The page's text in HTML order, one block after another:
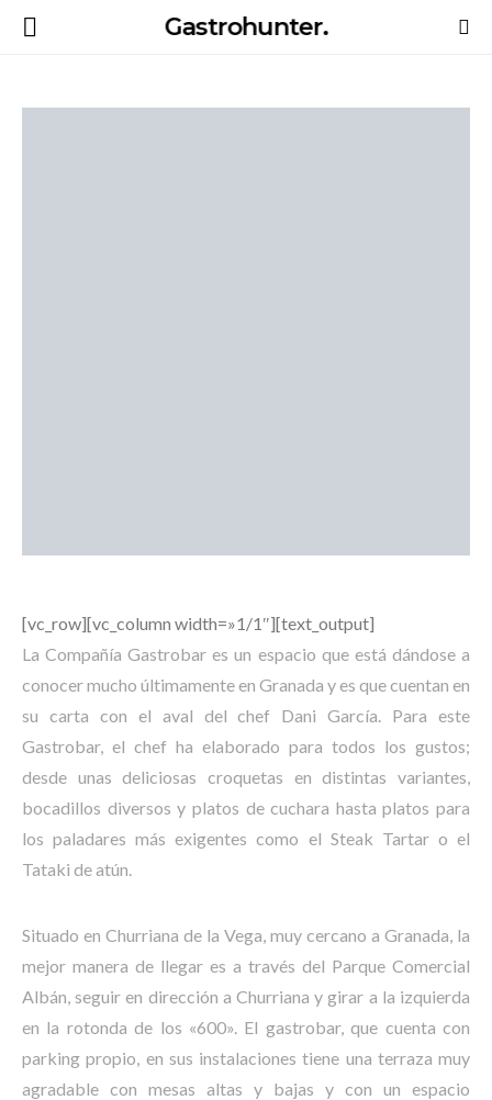
Gastrohunter.
[vc_row][vc_column width=»1/1″][text_output]
La Compañía Gastrobar es un espacio que está dándose a
conocer mucho últimamente en Granada y es que cuentan en
su carta con el aval del chef Dani García. Para este
Gastrobar, el chef ha elaborado para todos los gustos;
desde unas deliciosas croquetas en distintas variantes,
bocadillos diversos y platos de cuchara hasta platos para
los paladares más exigentes como el Steak Tartar o el
Tataki de atún.
Situado en Churriana de la Vega, muy cercano a Granada, la
mejor manera de llegar es a través del Parque Comercial
Albán, seguir en dirección a Churriana y girar a la izquierda
en la rotonda de los «600». El gastrobar, que cuenta con
parking propio, en sus instalaciones tiene una terraza muy
agradable con mesas altas y bajas y con un espacio